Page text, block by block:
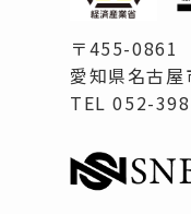
〒455-0861
愛知県名古
TEL 052-